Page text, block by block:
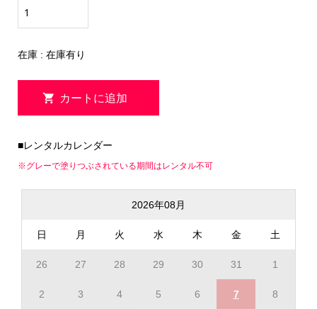
在庫 : 在庫有り
■レンタルカレンダー
※グレーで塗りつぶされている期間はレンタル不可
2026年08月
日 月 火 水 木 金 土
26 27 28 29 30 31 1
2 3 4 5 6 7 8